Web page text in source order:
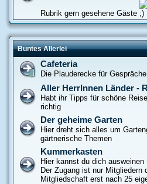
Rubrik gern gesehene Gäste
Buntes Allerlei
Cafeteria
Die Plauderecke für
Aller HerrInnen Länder -
Habt ihr Tipps für schöne
richtig
Der geheime Garten
Hier dreht sich alles um
gärtnerische Themen
Kummerkasten
Hier kannst du dich
Der Zugang ist nur
Mitgliedschaft erst nach 25